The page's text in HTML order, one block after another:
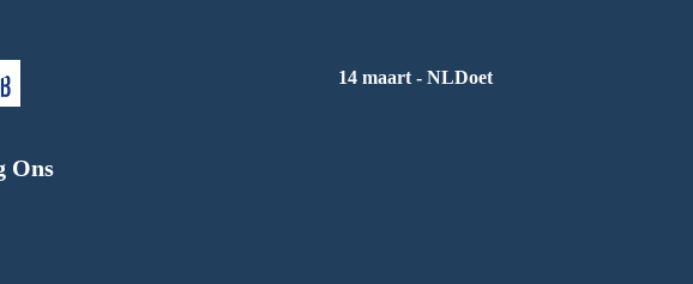
Ons
14 maart - NLDoet